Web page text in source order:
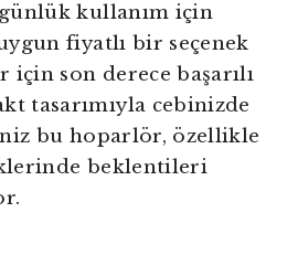
kullanım için
fiyatlı bir seçenek
için son derece başarılı
tasarımıyla cebinizde
bu hoparlör, özellikle
beklentileri